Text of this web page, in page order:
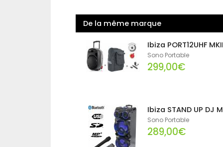
De la même marque
Ibiza PORT12UHF MKII
Sono Portable
299,00€
Ibiza STAND UP DJ
Sono Portable
289,00€